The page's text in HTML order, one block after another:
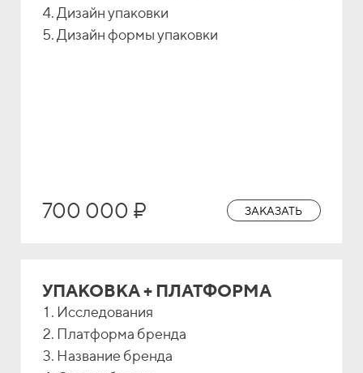
Дизайн упаковки
Дизайн формы упаковки
700 000 ₽ ЗАКАЗАТЬ
УПАКОВКА + ПЛАТФОРМА
Исследования
Платформа бренда
Название бренда